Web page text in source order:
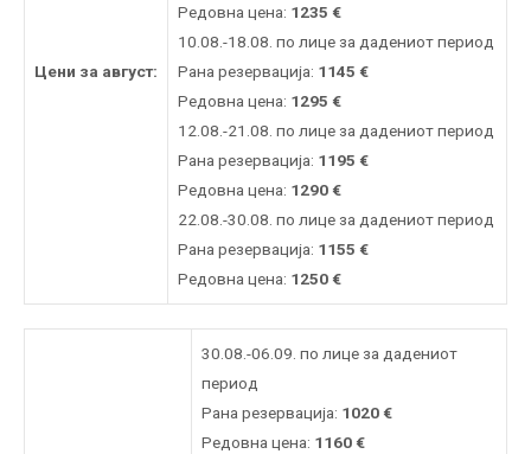
Цени за август:
Редовна цена: 1235 €
10.08.-18.08. по лице за дадениот период
Рана резервација: 1145 €
Редовна цена: 1295 €
12.08.-21.08. по лице за дадениот период
Рана резервација: 1195 €
Редовна цена: 1290 €
22.08.-30.08. по лице за дадениот период
Рана резервација: 1155 €
Редовна цена: 1250 €
30.08.-06.09. по лице за дадениот
период
Рана резервација: 1020 €
Редовна цена: 1160 €